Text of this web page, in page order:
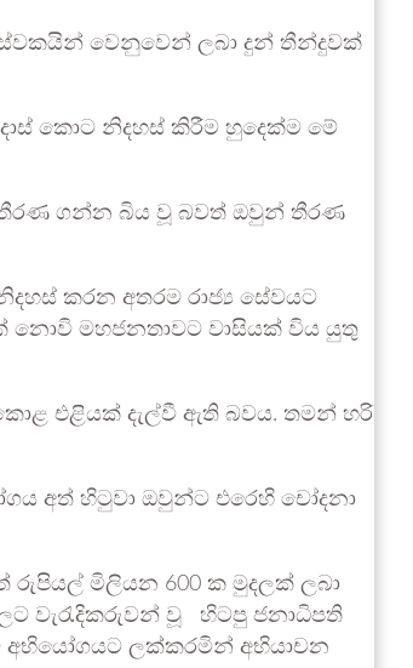
වෙනුවෙන් ලබා දුන් තීන්දුවක්
කොට නිදහස් කිරීම හුදෙක්ම මේ
තීරණ ගන්න බිය වූ බවත් ඔවුන් තීරණ
කරන අතරම රාජ්‍ය සේවයට
නොවි මහජනතාවට වාසියක් විය යුතු
එළියක් දැල්වී ඇති බවය. තමන් හරි
අත් හිටුවා ඔවුන්ට එරෙහි චෝදනා
රුපියල් මිලියන 600 ක මුදලක් ලබා
වැරැදිකරුවන් වූ හිටපු ජනාධිපති
අභියෝගයට ලක්කරමින් අභියාචන